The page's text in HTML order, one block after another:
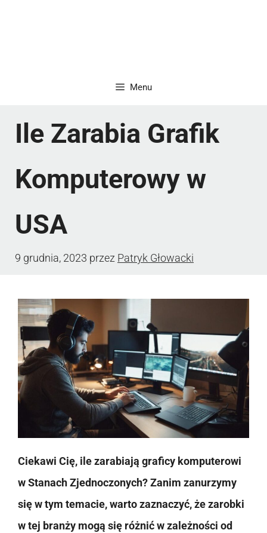
Menu
Ile Zarabia Grafik
Komputerowy w
USA
9 grudnia, 2023 przez Patryk Głowacki
Ciekawi Cię, ile zarabiają graficy komputerowi
w Stanach Zjednoczonych? Zanim zanurzymy
się w tym temacie, warto zaznaczyć, że zarobki
w tej branży mogą się różnić w zależności od